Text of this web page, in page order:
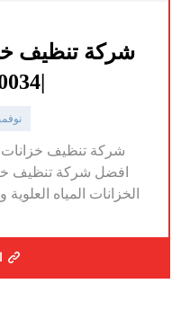
شركة تنظيف
|0568950034
نوفمبر
افضل شركة تنظيف
الخزانات المياه